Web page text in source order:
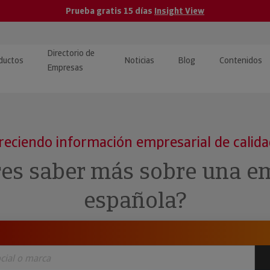
Prueba gratis 15 días Insight View
y ERP
· Recuperación de
Directorio de
Empresas
Noticias Blog Contenidos
Pública
Investigada
información empresarial de
saber más sobre una
española?